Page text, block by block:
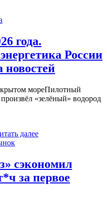
года.
России
новостей
мореПилотный
«зелёный» водород
далее
сэкономил
за первое